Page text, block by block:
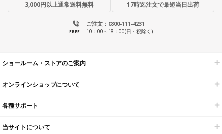
3,000円以上通常送料無料 17時迄注文で最短当日出荷
ご注文：0800-111-4231
FREE 10：00～18：00(日・祝除く)
ショールーム・ストアのご案内
オンラインショップについて
各種サポート
当サイトについて